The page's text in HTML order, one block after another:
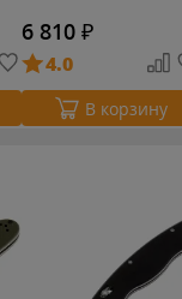
6 810 ₽
4.0
В корзину